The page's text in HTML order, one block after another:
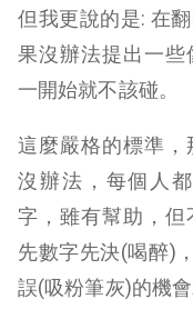
但我更說的是: 在
果沒辦法提出一些
一開始就不該碰。
這麼嚴格的標準，
沒辦法，每個人
字，雖有幫助，但
先數字先決(喝醉)
誤(吸粉筆灰)的機會